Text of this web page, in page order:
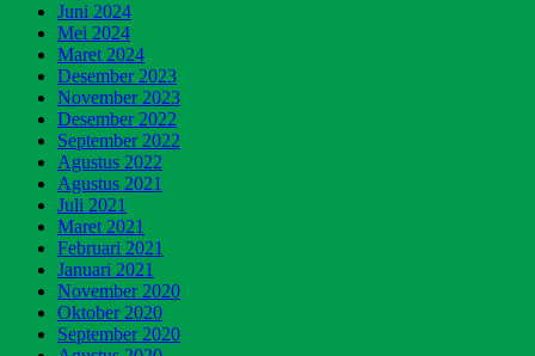
Juni 2024
Mei 2024
Maret 2024
Desember 2023
November 2023
Desember 2022
September 2022
Agustus 2022
Agustus 2021
Juli 2021
Maret 2021
Februari 2021
Januari 2021
November 2020
Oktober 2020
September 2020